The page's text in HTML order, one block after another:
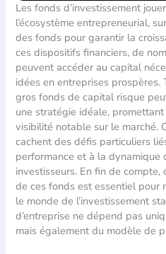
Les fonds d’investissement
l’écosystème entrepreneurial,
des fonds pour garantir la
ces dispositifs financiers, de
peuvent accéder au capital
idées en entreprises
gros fonds de capital risque
une stratégie idéale,
visibilité notable sur le marché.
cachent des défis particuliers
performance et à la dynamique
investisseurs. En fin de
de ces fonds est essentiel pour
le monde de l’investissement
d’entreprise ne dépend pas
mais également du modèle de